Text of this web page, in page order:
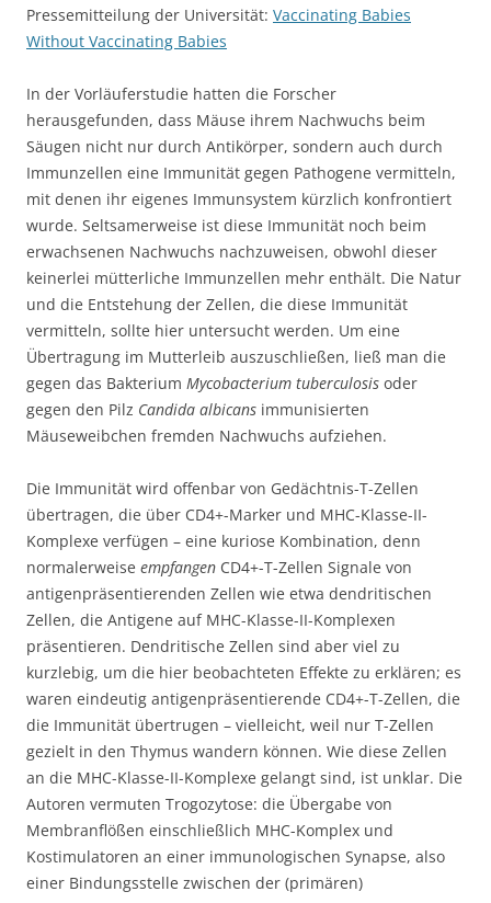
Pressemitteilung der Universität: Vaccinating Babies
Without Vaccinating Babies
In der Vorläuferstudie hatten die Forscher
herausgefunden, dass Mäuse ihrem Nachwuchs beim
Säugen nicht nur durch Antikörper, sondern auch durch
Immunzellen eine Immunität gegen Pathogene vermitteln,
mit denen ihr eigenes Immunsystem kürzlich konfrontiert
wurde. Seltsamerweise ist diese Immunität noch beim
erwachsenen Nachwuchs nachzuweisen, obwohl dieser
keinerlei mütterliche Immunzellen mehr enthält. Die Natur
und die Entstehung der Zellen, die diese Immunität
vermitteln, sollte hier untersucht werden. Um eine
Übertragung im Mutterleib auszuschließen, ließ man die
gegen das Bakterium Mycobacterium tuberculosis oder
gegen den Pilz Candida albicans immunisierten
Mäuseweibchen fremden Nachwuchs aufziehen.
Die Immunität wird offenbar von Gedächtnis-T-Zellen
übertragen, die über CD4+-Marker und MHC-Klasse-II-
Komplexe verfügen – eine kuriose Kombination, denn
normalerweise empfangen CD4+-T-Zellen Signale von
antigenpräsentierenden Zellen wie etwa dendritischen
Zellen, die Antigene auf MHC-Klasse-II-Komplexen
präsentieren. Dendritische Zellen sind aber viel zu
kurzlebig, um die hier beobachteten Effekte zu erklären; es
waren eindeutig antigenpräsentierende CD4+-T-Zellen, die
die Immunität übertrugen – vielleicht, weil nur T-Zellen
gezielt in den Thymus wandern können. Wie diese Zellen
an die MHC-Klasse-II-Komplexe gelangt sind, ist unklar. Die
Autoren vermuten Trogozytose: die Übergabe von
Membranflößen einschließlich MHC-Komplex und
Kostimulatoren an einer immunologischen Synapse, also
einer Bindungsstelle zwischen der (primären)